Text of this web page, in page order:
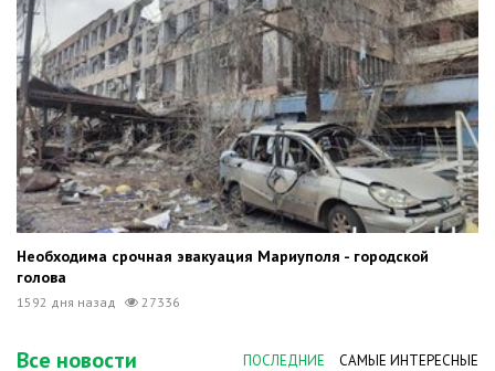
Необходима срочная эвакуация Мариуполя - городской
голова
1592 дня назад 27336
Все новости ПОСЛЕДНИЕ САМЫЕ ИНТЕРЕСНЫЕ